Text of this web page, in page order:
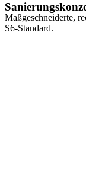
Maßgeschneiderte,
S6-Standard.